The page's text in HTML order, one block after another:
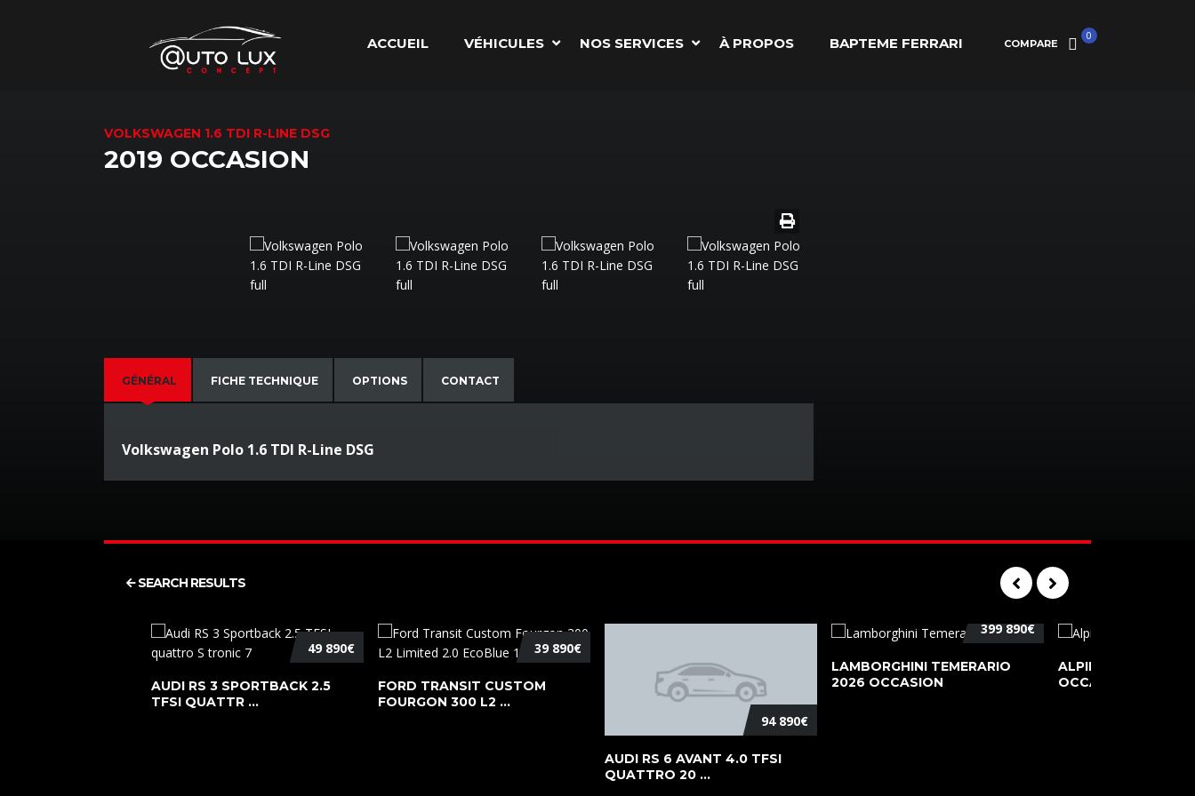
COMPARE
0
ACCUEIL VÉHICULES NOS SERVICES À PROPOS BAPTEME FERRARI
VOLKSWAGEN 1.6 TDI R-LINE DSG
2019 OCCASION
GÉNÉRAL FICHE TECHNIQUE OPTIONS CONTACT
Volkswagen Polo 1.6 TDI R-Line DSG
SEARCH RESULTS
49 890€
AUDI RS 3 SPORTBACK 2.5
TFSI QUATTR ...
39 890€
FORD TRANSIT CUSTOM
FOURGON 300 L2 ...
94 890€
AUDI RS 6 AVANT 4.0 TFSI
QUATTRO 20 ...
399 890€
LAMBORGHINI TEMERARIO
2026 OCCASION
ALPINE A110 PURE
OCCASION